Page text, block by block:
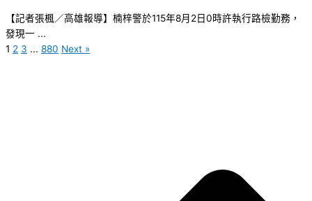
【記者張楓／高雄報導】楠梓警於115年8月2日0時許執行路檢勤務，
發現一 ...
1 2 3 ... 880 Next »